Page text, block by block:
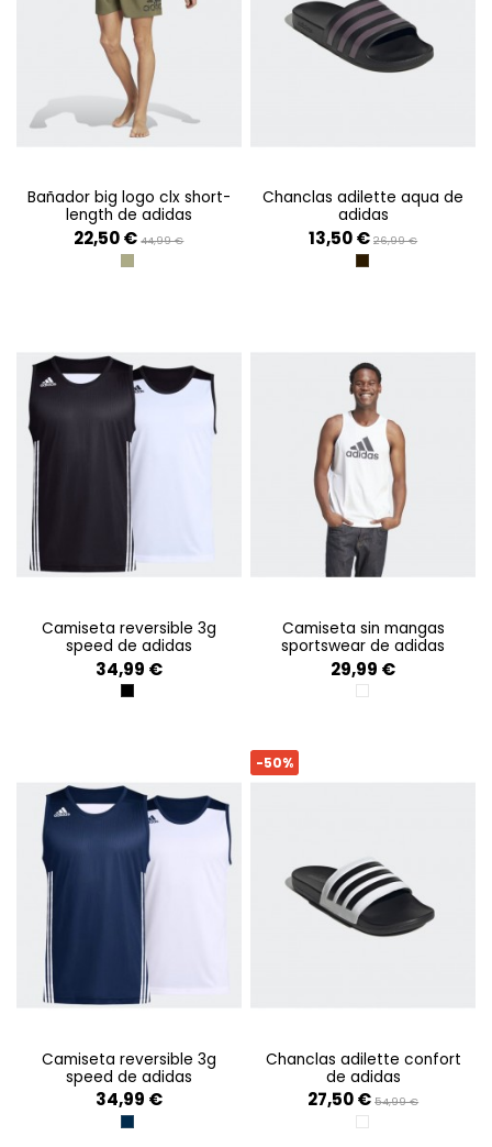
bañador big logo clx short-
length de adidas
22,50 € 44,99 €
OLISTR/BLACK
chanclas adilette aqua de
adidas
13,50 € 26,99 €
ROCAS
camiseta reversible 3g
speed de adidas
34,99 €
BLACK/WHITE
camiseta sin mangas
sportswear de adidas
29,99 €
WHITE
camiseta reversible 3g
speed de adidas
34,99 €
CONAVY/WHITE
-50%
chanclas adilette confort
de adidas
27,50 € 54,99 €
FTWWHITE/CORE